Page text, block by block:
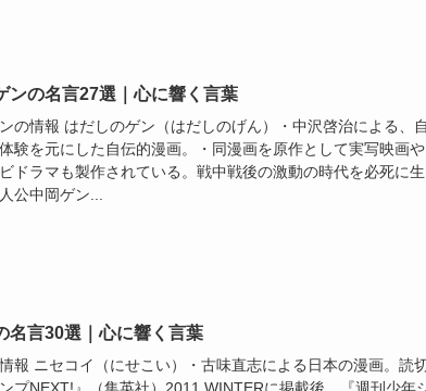
ンの名言27選｜心に響く言葉
の情報 はだしのゲン（はだしのげん）・中沢啓治による、
験を元にした自伝的漫画。・同漫画を原作として実写映画
ドラマも製作されている。戦中戦後の激動の時代を必死に生
公中岡ゲン...
名言30選｜心に響く言葉
報 ニセコイ（にせこい）・古味直志による日本の漫画。読